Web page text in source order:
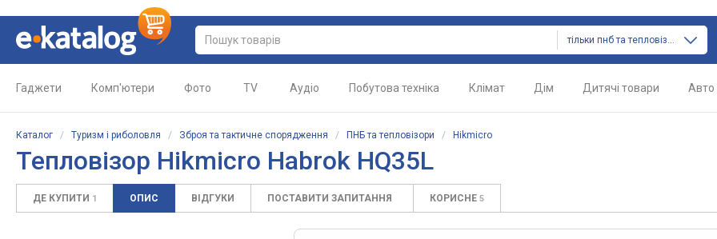
тільки пнб та тепловізори
Гаджети Комп'ютери Фото TV Аудіо Побутова техніка Клімат Дім Дитячі товари Авто
Каталог / Туризм і риболовля / Зброя та тактичне спорядження / ПНБ та тепловізори / Hikmicro
Тепловізор Hikmicro Habrok HQ35L
ДЕ КУПИТИ 1 ОПИС ВІДГУКИ ПОСТАВИТИ ЗАПИТАННЯ КОРИСНЕ 5